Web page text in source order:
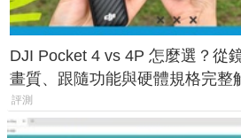
DJI Pocket 4 vs 4P 怎麼選？從鏡
畫質、跟隨功能與硬體規格完整
一次看懂兩台差異
評測